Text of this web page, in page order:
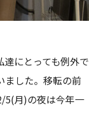
にとっても例外で
ました。移転の前
5(月)の夜は今年一